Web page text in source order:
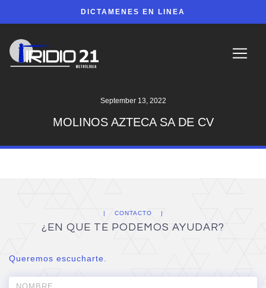
DICTAMENES EN LINEA
September 13, 2022
MOLINOS AZTECA SA DE CV
CONTACTO
¿EN QUE TE PODEMOS AYUDAR?
Queremos escucharte.